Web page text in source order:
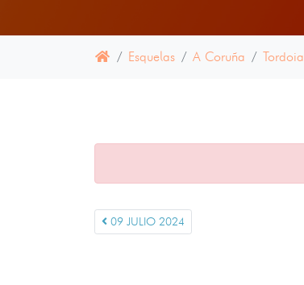
Esquelas A Coruña Tordoia
09 JULIO 2024